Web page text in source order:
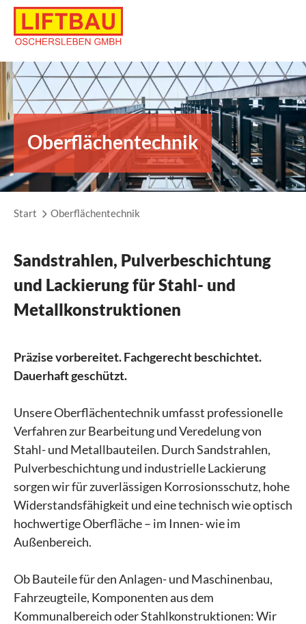
Skip
content
Oberflächentechnik
Start Oberflächentechnik
Sandstrahlen, Pulverbeschichtung
und Lackierung für Stahl- und
Metallkonstruktionen
Präzise vorbereitet. Fachgerecht beschichtet.
Dauerhaft geschützt.
Unsere Oberflächentechnik umfasst professionelle
Verfahren zur Bearbeitung und Veredelung von
Stahl- und Metallbauteilen. Durch Sandstrahlen,
Pulverbeschichtung und industrielle Lackierung
sorgen wir für zuverlässigen Korrosionsschutz, hohe
Widerstandsfähigkeit und eine technisch wie optisch
hochwertige Oberfläche – im Innen- wie im
Außenbereich.
Ob Bauteile für den Anlagen- und Maschinenbau,
Fahrzeugteile, Komponenten aus dem
Kommunalbereich oder Stahlkonstruktionen: Wir